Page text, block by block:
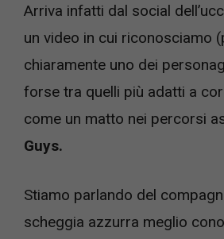
Arriva infatti dal social
un video in cui riconosciamo
chiaramente uno dei
forse tra quelli più adatti a
come un matto nei percorsi
Guys.
Stiamo parlando del
scheggia azzurra meglio